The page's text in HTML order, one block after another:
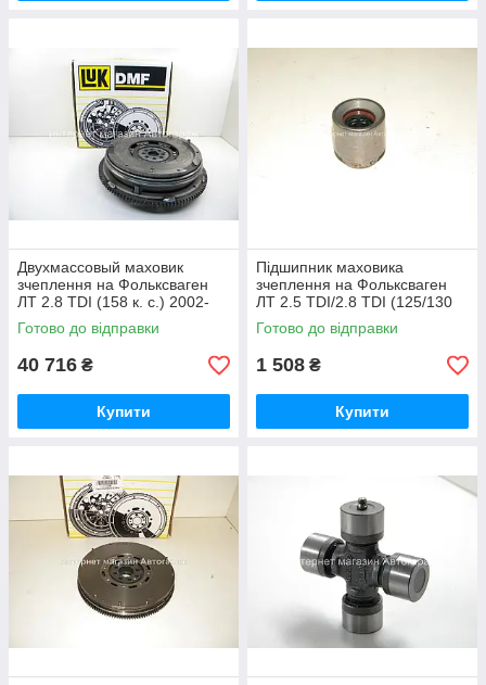
Двухмассовый маховик
зчеплення на Фольксваген
ЛТ 2.8 TDI (158 к. с.) 2002-
2006 LuK (Німеччина)
415020810
Готово до відправки
40 716 ₴
Купити
Підшипник маховика
зчеплення на Фольксваген
ЛТ 2.5 TDI/2.8 TDI (125/130
л. с.) 1995-2006
LuK(Німеччина)
Готово до відправки
1 508 ₴
Купити